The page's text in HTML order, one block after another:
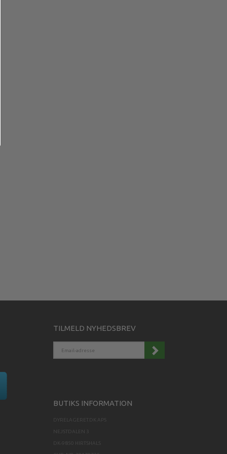
TILMELD NYHEDSBREV
ADRESSE
BUTIKS INFORMATION
DYRELAGERET.DK APS
NEJSTDALEN 3
DK-9850 HIRTSHALS